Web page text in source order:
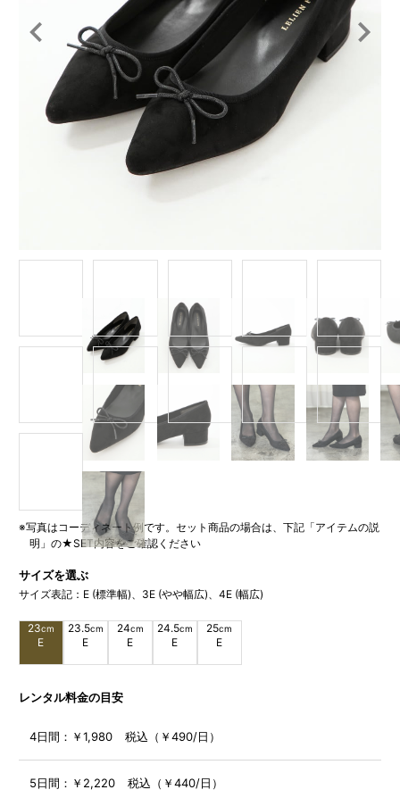
※写真はコーディネート例です。セット商品の場合は、下記「アイテムの説
明」の★SET内容をご確認ください
サイズを選ぶ
サイズ表記：E (標準幅)、3E (やや幅広)、4E (幅広)
23cm
E
23.5cm
E
24cm
E
24.5cm
E
25cm
E
レンタル料金の目安
4日間： ￥1,980 税込（￥490/日）
5日間： ￥2,220 税込（￥440/日）